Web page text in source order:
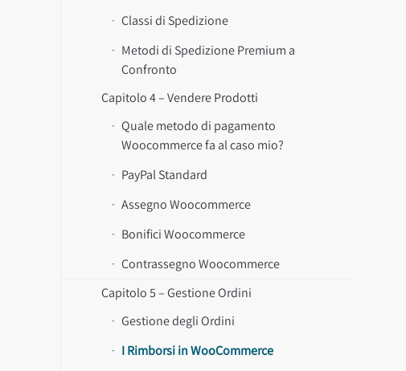
Classi di Spedizione
Metodi di Spedizione Premium a
Confronto
Capitolo 4 – Vendere Prodotti
Quale metodo di pagamento
Woocommerce fa al caso mio?
PayPal Standard
Assegno Woocommerce
Bonifici Woocommerce
Contrassegno Woocommerce
Capitolo 5 – Gestione Ordini
Gestione degli Ordini
I Rimborsi in WooCommerce